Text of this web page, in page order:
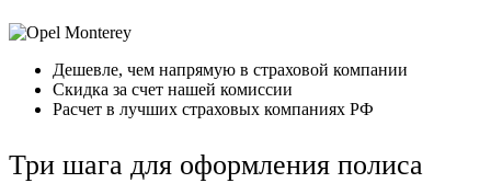
Дешевле, чем напрямую в страховой компании
Скидка за счет нашей комиссии
Расчет в лучших страховых компаниях РФ
Три шага для оформления полиса